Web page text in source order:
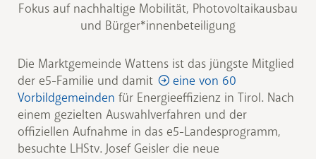
Fokus auf nachhaltige Mobilität, Photovoltaikausbau
und Bürger*innenbeteiligung
Die Marktgemeinde Wattens ist das jüngste Mitglied
der e5-Familie und damit
eine von 60
Vorbildgemeinden für Energieeffizienz in Tirol. Nach
einem gezielten Auswahlverfahren und der
offiziellen Aufnahme in das e5-Landesprogramm,
besuchte LHStv. Josef Geisler die neue